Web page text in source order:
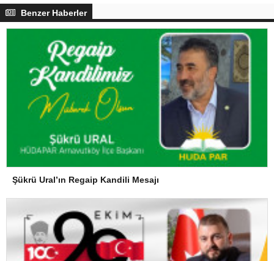
Benzer Haberler
Şükrü Ural’ın Regaip Kandili Mesajı